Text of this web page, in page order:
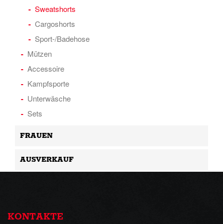
Sweatshorts
Cargoshorts
Sport-/Badehose
Mützen
Accessoire
Kampfsporte
Unterwäsche
Sets
FRAUEN
AUSVERKAUF
KONTAKTE